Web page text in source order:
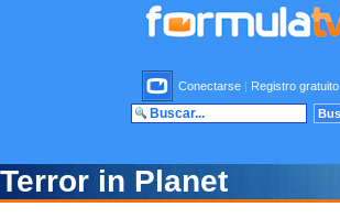
Conectarse | Registro gratuito
Terror in Planet